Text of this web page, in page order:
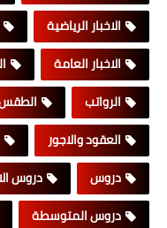
الاخبار الرياضية
الاخبار العامة
الرواتب
العقود والاجور
دروس
دروس
دروس المتوسطة